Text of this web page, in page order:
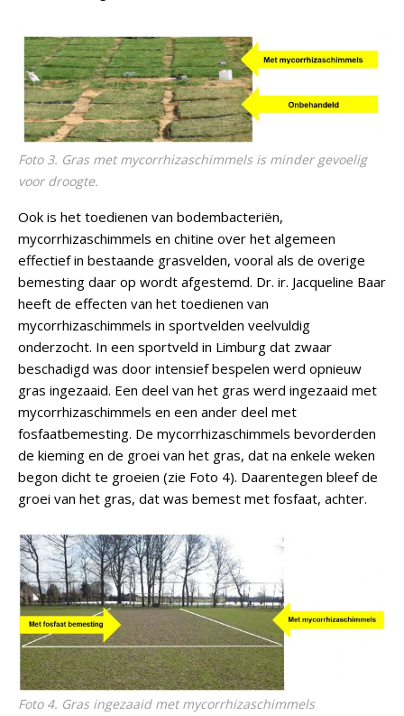
Foto 3. Gras met mycorrhizaschimmels is minder gevoelig
voor droogte.
Ook is het toedienen van bodembacteriën,
mycorrhizaschimmels en chitine over het algemeen
effectief in bestaande grasvelden, vooral als de overige
bemesting daar op wordt afgestemd. Dr. ir. Jacqueline Baar
heeft de effecten van het toedienen van
mycorrhizaschimmels in sportvelden veelvuldig
onderzocht. In een sportveld in Limburg dat zwaar
beschadigd was door intensief bespelen werd opnieuw
gras ingezaaid. Een deel van het gras werd ingezaaid met
mycorrhizaschimmels en een ander deel met
fosfaatbemesting. De mycorrhizaschimmels bevorderden
de kieming en de groei van het gras, dat na enkele weken
begon dicht te groeien (zie Foto 4). Daarentegen bleef de
groei van het gras, dat was bemest met fosfaat, achter.
Foto 4. Gras ingezaaid met mycorrhizaschimmels